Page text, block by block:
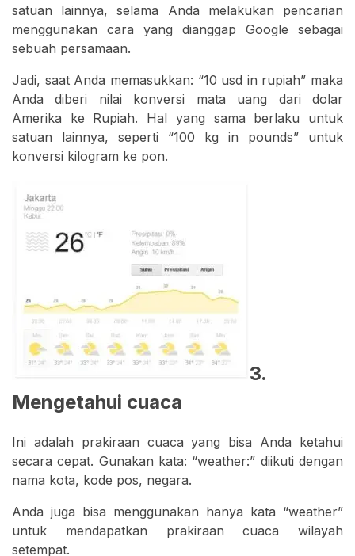
satuan lainnya, selama Anda melakukan pencarian
menggunakan cara yang dianggap Google sebagai
sebuah persamaan.
Jadi, saat Anda memasukkan: “10 usd in rupiah” maka
Anda diberi nilai konversi mata uang dari dolar
Amerika ke Rupiah. Hal yang sama berlaku untuk
satuan lainnya, seperti “100 kg in pounds” untuk
konversi kilogram ke pon.
3.
Mengetahui cuaca
Ini adalah prakiraan cuaca yang bisa Anda ketahui
secara cepat. Gunakan kata: “weather:” diikuti dengan
nama kota, kode pos, negara.
Anda juga bisa menggunakan hanya kata “weather”
untuk mendapatkan prakiraan cuaca wilayah
setempat.